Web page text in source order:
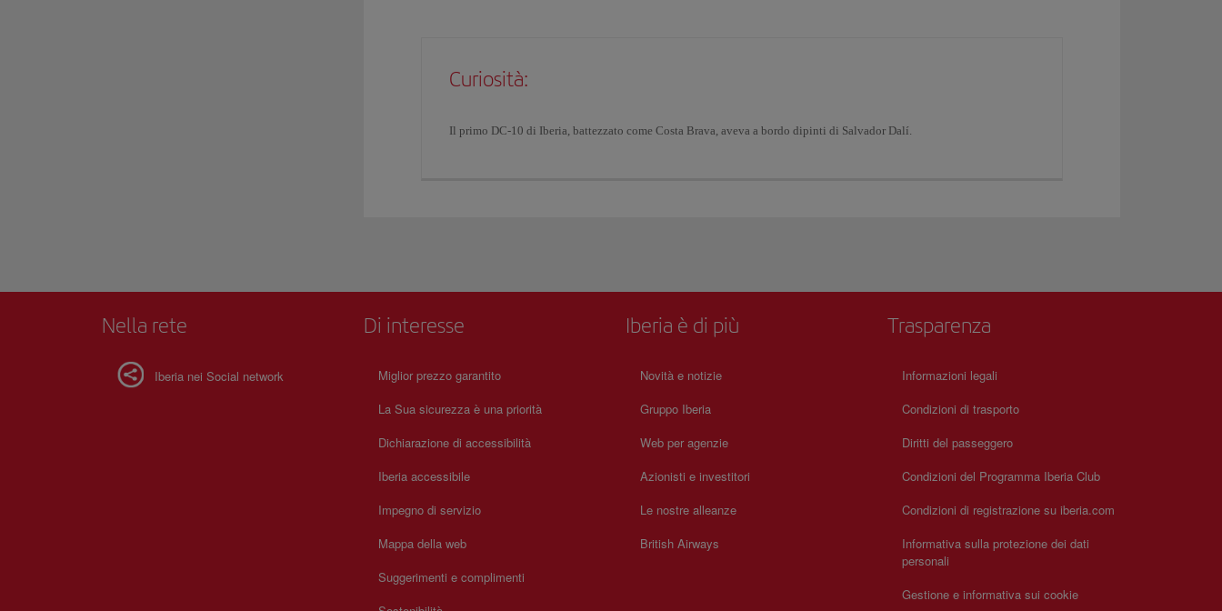
Curiosità:
Il primo DC-10 di Iberia, battezzato come Costa Brava, aveva a bordo dipinti di Salvador Dalí.
Nella rete
Iberia nei Social network
Di interesse
Miglior prezzo garantito
La Sua sicurezza è una priorità
Dichiarazione di accessibilità
Iberia accessibile
Impegno di servizio
Mappa della web
Suggerimenti e complimenti
Iberia è di più
Novità e notizie
Gruppo Iberia
Web per agenzie
Azionisti e investitori
Le nostre alleanze
British Airways
Trasparenza
Informazioni legali
Condizioni di trasporto
Diritti del passeggero
Condizioni del Programma Iberia Club
Condizioni di registrazione su iberia.com
Informativa sulla protezione dei dati
personali
Gestione e informativa sui cookie